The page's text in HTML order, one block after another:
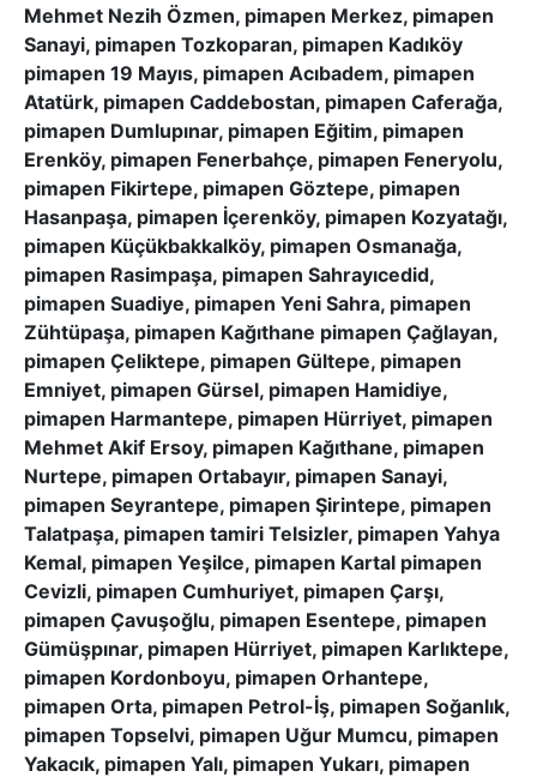
Mehmet Nezih Özmen, pimapen Merkez, pimapen
Sanayi, pimapen Tozkoparan, pimapen Kadıköy
pimapen 19 Mayıs, pimapen Acıbadem, pimapen
Atatürk, pimapen Caddebostan, pimapen Caferağa,
pimapen Dumlupınar, pimapen Eğitim, pimapen
Erenköy, pimapen Fenerbahçe, pimapen Feneryolu,
pimapen Fikirtepe, pimapen Göztepe, pimapen
Hasanpaşa, pimapen İçerenköy, pimapen Kozyatağı,
pimapen Küçükbakkalköy, pimapen Osmanağa,
pimapen Rasimpaşa, pimapen Sahrayıcedid,
pimapen Suadiye, pimapen Yeni Sahra, pimapen
Zühtüpaşa, pimapen Kağıthane pimapen Çağlayan,
pimapen Çeliktepe, pimapen Gültepe, pimapen
Emniyet, pimapen Gürsel, pimapen Hamidiye,
pimapen Harmantepe, pimapen Hürriyet, pimapen
Mehmet Akif Ersoy, pimapen Kağıthane, pimapen
Nurtepe, pimapen Ortabayır, pimapen Sanayi,
pimapen Seyrantepe, pimapen Şirintepe, pimapen
Talatpaşa, pimapen tamiri Telsizler, pimapen Yahya
Kemal, pimapen Yeşilce, pimapen Kartal pimapen
Cevizli, pimapen Cumhuriyet, pimapen Çarşı,
pimapen Çavuşoğlu, pimapen Esentepe, pimapen
Gümüşpınar, pimapen Hürriyet, pimapen Karlıktepe,
pimapen Kordonboyu, pimapen Orhantepe,
pimapen Orta, pimapen Petrol-İş, pimapen Soğanlık,
pimapen Topselvi, pimapen Uğur Mumcu, pimapen
Yakacık, pimapen Yalı, pimapen Yukarı, pimapen